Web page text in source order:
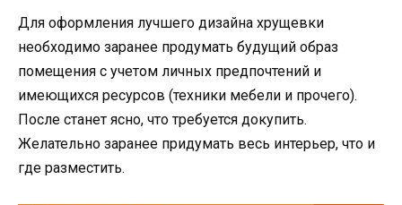
Для оформления лучшего дизайна хрущевки
необходимо заранее продумать будущий образ
помещения с учетом личных предпочтений и
имеющихся ресурсов (техники мебели и прочего).
После станет ясно, что требуется докупить.
Желательно заранее придумать весь интерьер, что и
где разместить.